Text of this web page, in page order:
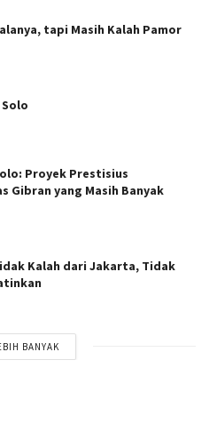
tapi Masih Kalah Pamor
Proyek Prestisius
Gibran yang Masih Banyak
Kalah dari Jakarta, Tidak
BANYAK